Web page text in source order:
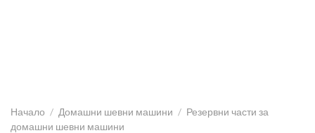
Начало / Домашни шевни машини / Резервни части за
домашни шевни машини